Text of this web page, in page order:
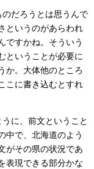
だろうとは思うんで
というのがあらわれ
ですかね。そういう
ということが必要に
か。大体他のところ
こに書き込むとすれ
に、前文ということ
中で、北海道のよう
がその県の状況であ
表現できる部分かな